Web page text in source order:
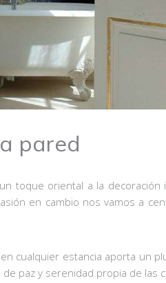
pared
toque oriental a la decoración
en cambio nos vamos a
en cualquier estancia aporta un
paz y serenidad propia de las